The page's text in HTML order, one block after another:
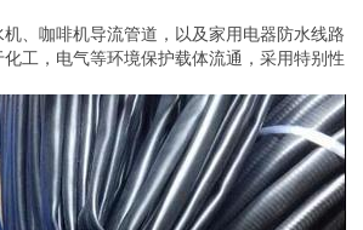
、咖啡机导流管道，以及家用电器防水线路
工，电气等环境保护载体流通，采用特别性